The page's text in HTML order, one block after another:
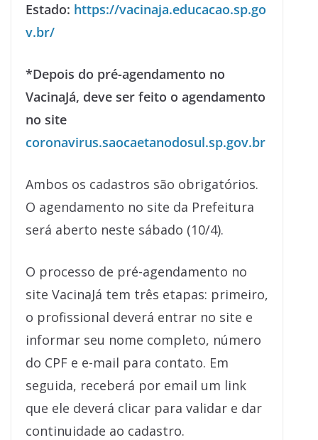
Estado: https://vacinaja.educacao.sp.go
v.br/
*Depois do pré-agendamento no
VacinaJá, deve ser feito o agendamento
no site
coronavirus.saocaetanodosul.sp.gov.br
Ambos os cadastros são obrigatórios.
O agendamento no site da Prefeitura
será aberto neste sábado (10/4).
O processo de pré-agendamento no
site VacinaJá tem três etapas: primeiro,
o profissional deverá entrar no site e
informar seu nome completo, número
do CPF e e-mail para contato. Em
seguida, receberá por email um link
que ele deverá clicar para validar e dar
continuidade ao cadastro.